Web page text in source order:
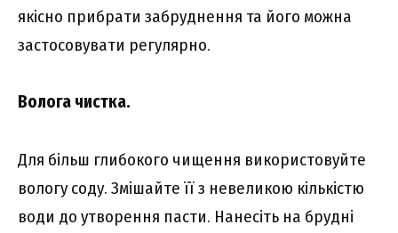
якісно прибрати забруднення та його можна
застосовувати регулярно.
Волога чистка.
Для більш глибокого чищення використовуйте
вологу соду. Змішайте її з невеликою кількістю
води до утворення пасти. Нанесіть на брудні